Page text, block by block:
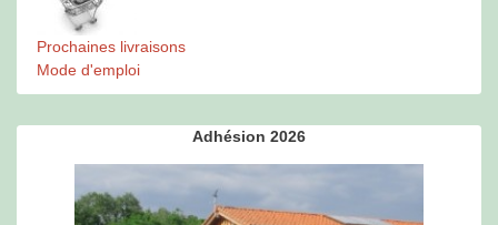
Prochaines livraisons
Mode d'emploi
Adhésion 2026